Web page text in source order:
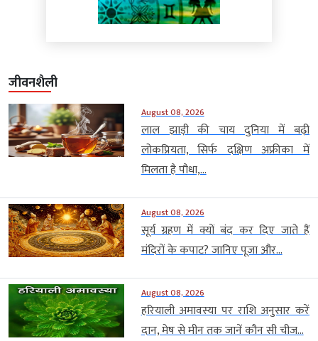
जीवनशैली
August 08, 2026
लाल झाड़ी की चाय दुनिया में बढ़ी
लोकप्रियता, सिर्फ दक्षिण अफ्रीका में
मिलता है पौधा,...
August 08, 2026
सूर्य ग्रहण में क्यों बंद कर दिए जाते हैं
मंदिरों के कपाट? जानिए पूजा और...
August 08, 2026
हरियाली अमावस्या पर राशि अनुसार करें
दान, मेष से मीन तक जानें कौन सी चीज...